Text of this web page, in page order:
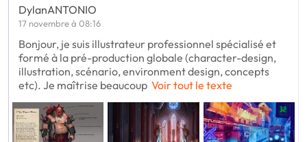
DylanANTONIO
17 novembre à 08:16
Bonjour, je suis illustrateur professionnel spécialisé et
formé à la pré-production globale (character-design,
illustration, scénario, environment design, concepts
etc). Je maîtrise beaucoup Voir tout le texte